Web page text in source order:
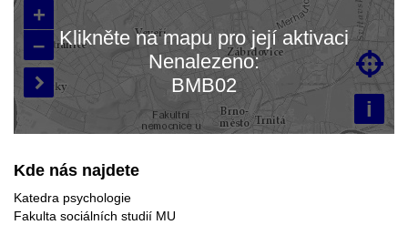
Načítám mapu…
+
–
i


Klikněte na mapu pro její aktivaci
Nenalezeno:
BMB02
Kde nás najdete
Katedra psychologie
Fakulta sociálních studií MU